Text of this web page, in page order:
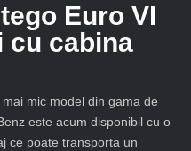
Euro VI
cu cabina
mic model din gama de
este acum disponibil cu o
ce poate transporta un